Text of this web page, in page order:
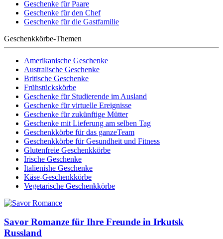
Geschenke für Paare
Geschenke für den Chef
Geschenke für die Gastfamilie
Geschenkkörbe-Themen
Amerikanische Geschenke
Australische Geschenke
Britische Geschenke
Frühstückskörbe
Geschenke für Studierende im Ausland
Geschenke für virtuelle Ereignisse
Geschenke für zukünftige Mütter
Geschenke mit Lieferung am selben Tag
Geschenkkörbe für das ganzeTeam
Geschenkkörbe für Gesundheit und Fitness
Glutenfreie Geschenkkörbe
Irische Geschenke
Italienishe Geschenke
Käse-Geschenkkörbe
Vegetarische Geschenkkörbe
Savor Romanze für Ihre Freunde in Irkutsk
Russland